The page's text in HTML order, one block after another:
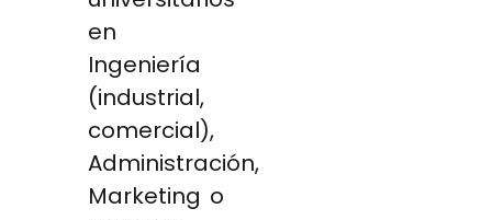
en
Ingeniería
(industrial,
comercial),
Administración,
Marketing o